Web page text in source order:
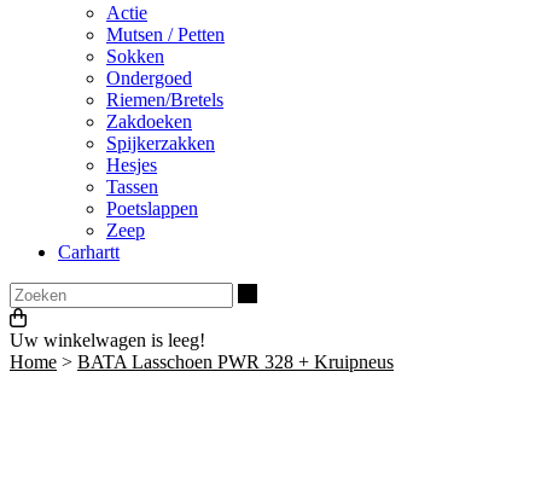
Actie
Mutsen / Petten
Sokken
Ondergoed
Riemen/Bretels
Zakdoeken
Spijkerzakken
Hesjes
Tassen
Poetslappen
Zeep
Carhartt
Uw winkelwagen is leeg!
Home > BATA Lasschoen PWR 328 + Kruipneus